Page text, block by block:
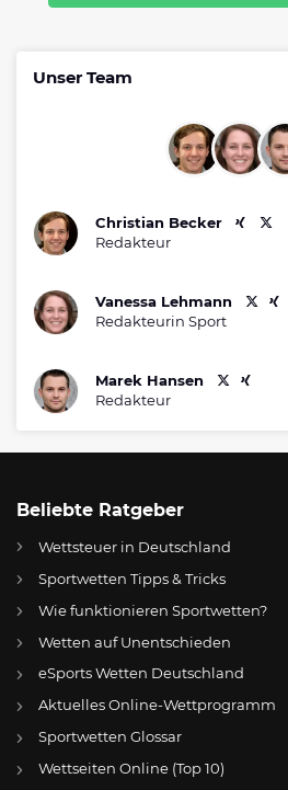
Unser Team
Christian Becker
Redakteur
Vanessa Lehmann
Redakteurin Sport
Marek Hansen
Redakteur
Beliebte Ratgeber
Wettsteuer in Deutschland
Sportwetten Tipps & Tricks
Wie funktionieren Sportwetten?
Wetten auf Unentschieden
eSports Wetten Deutschland
Aktuelles Online-Wettprogramm
Sportwetten Glossar
Wettseiten Online (Top 10)
AT Online Wetten Österreich
CH Online Glücksspiel Schweiz